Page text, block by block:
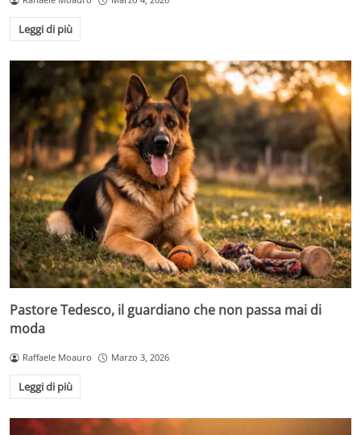
Leggi di più
Pastore Tedesco, il guardiano che non passa mai di
moda
Raffaele Moauro Marzo 3, 2026
Leggi di più